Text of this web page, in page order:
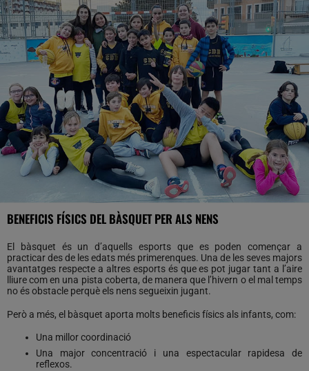
BENEFICIS FÍSICS DEL BÀSQUET PER ALS NENS
El bàsquet és un d’aquells esports que es poden començar a
practicar des de les edats més primerenques. Una de les seves majors
avantatges respecte a altres esports és que es pot jugar tant a l’aire
lliure com en una pista coberta, de manera que l’hivern o el mal temps
no és obstacle perquè els nens segueixin jugant.
Però a més, el bàsquet aporta molts beneficis físics als infants, com:
Una millor coordinació
Una major concentració i una espectacular rapidesa de
reflexos.